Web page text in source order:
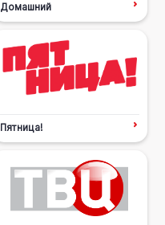
Домашний
Пятница!